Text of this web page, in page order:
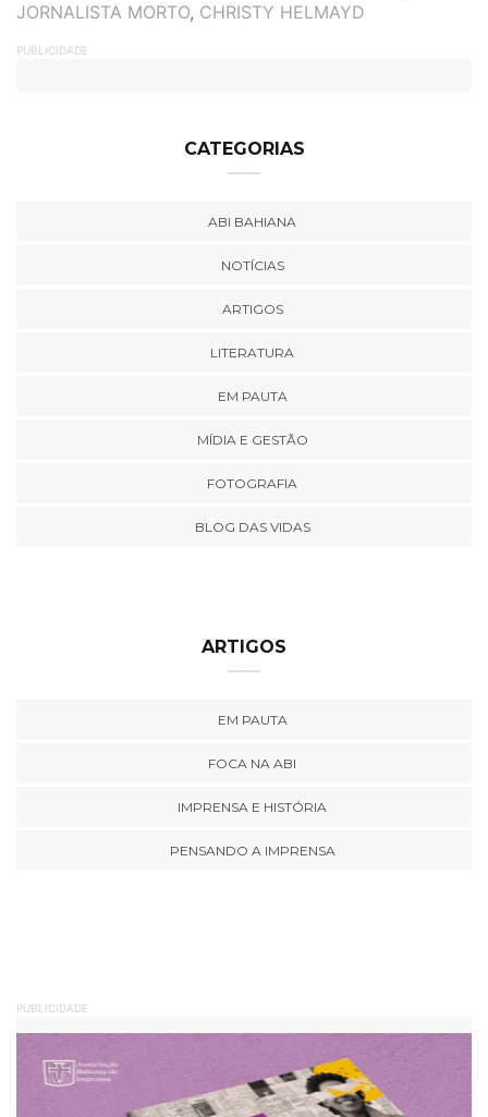
JORNALISTA MORTO, CHRISTY HELMAYD
PUBLICIDADE
CATEGORIAS
ABI BAHIANA
NOTÍCIAS
ARTIGOS
LITERATURA
EM PAUTA
MÍDIA E GESTÃO
FOTOGRAFIA
BLOG DAS VIDAS
ARTIGOS
EM PAUTA
FOCA NA ABI
IMPRENSA E HISTÓRIA
PENSANDO A IMPRENSA
PUBLICIDADE